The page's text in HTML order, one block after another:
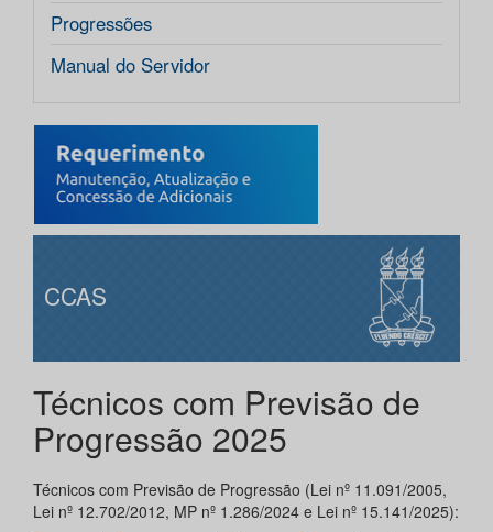
Progressões
Manual do Servidor
CCAS
Técnicos com Previsão de
Progressão 2025
Técnicos com Previsão de Progressão (Lei nº 11.091/2005,
Lei nº 12.702/2012, MP nº 1.286/2024 e Lei nº 15.141/2025):